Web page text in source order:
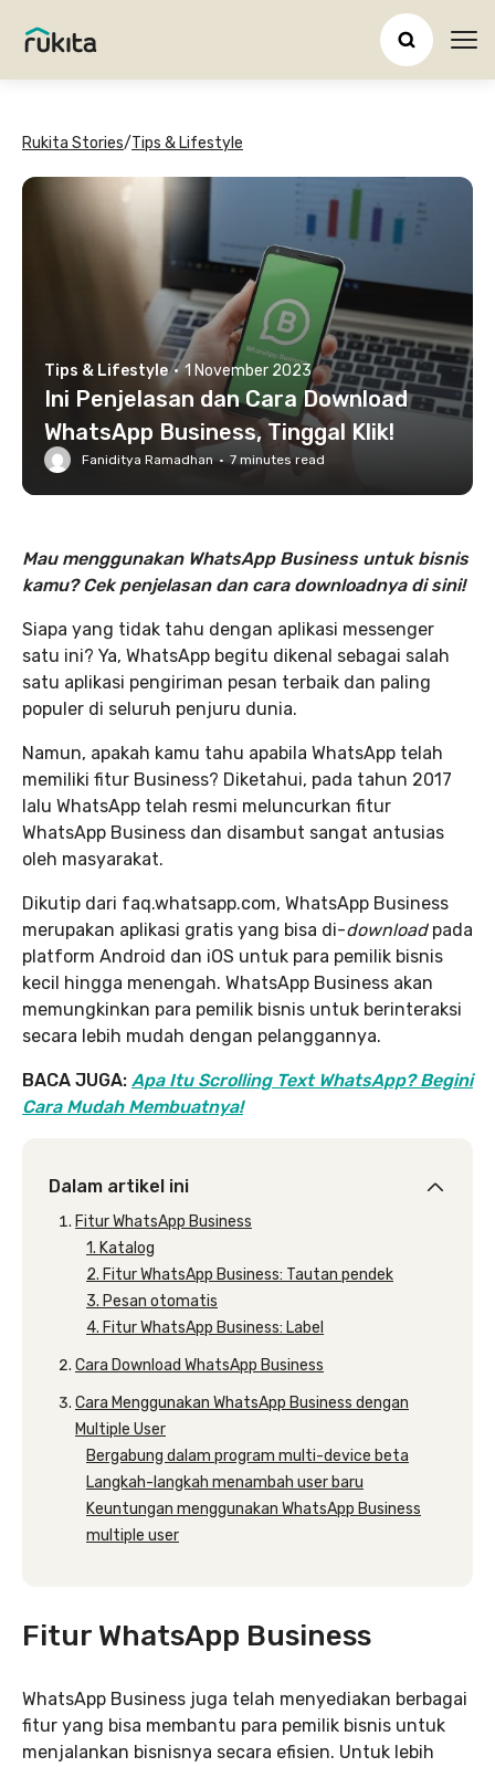
Rukita Stories/Tips & Lifestyle
Tips & Lifestyle · 1 November 2023
Ini Penjelasan dan Cara Download
WhatsApp Business, Tinggal Klik!
Faniditya Ramadhan · 7 minutes read
Mau menggunakan WhatsApp Business untuk bisnis
kamu? Cek penjelasan dan cara downloadnya di sini!
Siapa yang tidak tahu dengan aplikasi messenger
satu ini? Ya, WhatsApp begitu dikenal sebagai salah
satu aplikasi pengiriman pesan terbaik dan paling
populer di seluruh penjuru dunia.
Namun, apakah kamu tahu apabila WhatsApp telah
memiliki fitur Business? Diketahui, pada tahun 2017
lalu WhatsApp telah resmi meluncurkan fitur
WhatsApp Business dan disambut sangat antusias
oleh masyarakat.
Dikutip dari faq.whatsapp.com, WhatsApp Business
merupakan aplikasi gratis yang bisa di-download pada
platform Android dan iOS untuk para pemilik bisnis
kecil hingga menengah. WhatsApp Business akan
memungkinkan para pemilik bisnis untuk berinteraksi
secara lebih mudah dengan pelanggannya.
BACA JUGA: Apa Itu Scrolling Text WhatsApp? Begini
Cara Mudah Membuatnya!
Dalam artikel ini
Fitur WhatsApp Business
1. Katalog
2. Fitur WhatsApp Business: Tautan pendek
3. Pesan otomatis
4. Fitur WhatsApp Business: Label
Cara Download WhatsApp Business
Cara Menggunakan WhatsApp Business dengan
Multiple User
Bergabung dalam program multi-device beta
Langkah-langkah menambah user baru
Keuntungan menggunakan WhatsApp Business
multiple user
Fitur WhatsApp Business
WhatsApp Business juga telah menyediakan berbagai
fitur yang bisa membantu para pemilik bisnis untuk
menjalankan bisnisnya secara efisien. Untuk lebih